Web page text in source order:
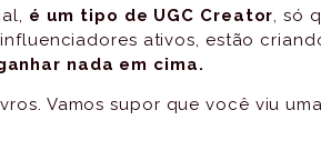
é um tipo de UGC Creator, só
ativos, estão
nada em cima.
Vamos supor que você viu